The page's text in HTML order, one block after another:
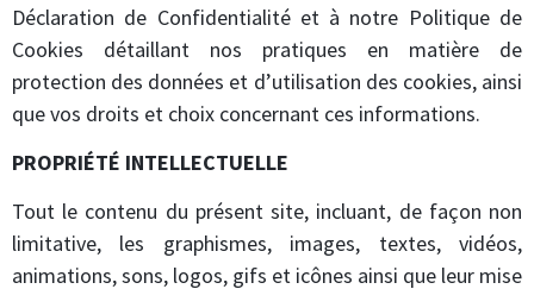
Déclaration de Confidentialité et à notre Politique de
Cookies détaillant nos pratiques en matière de
protection des données et d’utilisation des cookies, ainsi
que vos droits et choix concernant ces informations.
PROPRIÉTÉ INTELLECTUELLE
Tout le contenu du présent site, incluant, de façon non
limitative, les graphismes, images, textes, vidéos,
animations, sons, logos, gifs et icônes ainsi que leur mise